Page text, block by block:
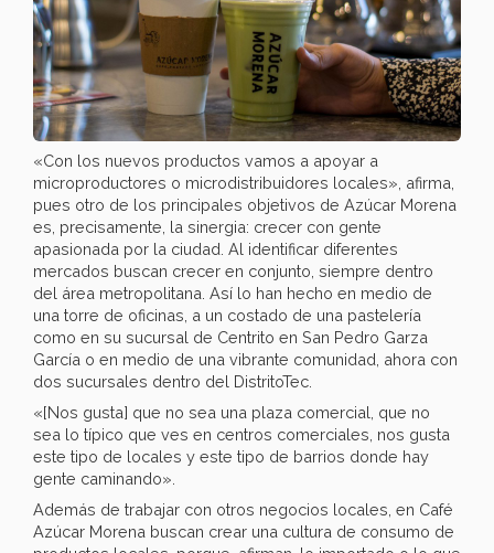
«Con los nuevos productos vamos a apoyar a
microproductores o microdistribuidores locales», afirma,
pues otro de los principales objetivos de Azúcar Morena
es, precisamente, la sinergia: crecer con gente
apasionada por la ciudad. Al identificar diferentes
mercados buscan crecer en conjunto, siempre dentro
del área metropolitana. Así lo han hecho en medio de
una torre de oficinas, a un costado de una pastelería
como en su sucursal de Centrito en San Pedro Garza
García o en medio de una vibrante comunidad, ahora con
dos sucursales dentro del DistritoTec.
«[Nos gusta] que no sea una plaza comercial, que no
sea lo típico que ves en centros comerciales, nos gusta
este tipo de locales y este tipo de barrios donde hay
gente caminando».
Además de trabajar con otros negocios locales, en Café
Azúcar Morena buscan crear una cultura de consumo de